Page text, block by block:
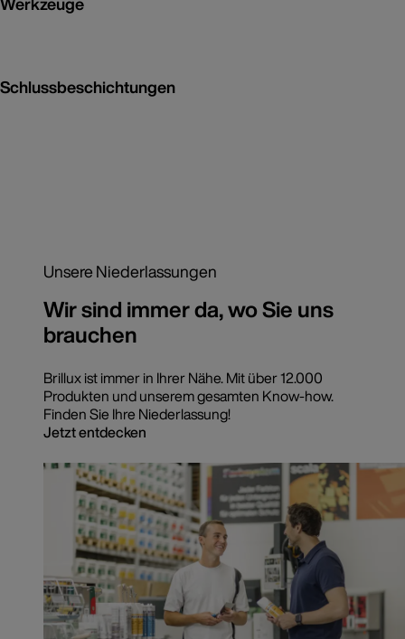
Schlussbeschichtungen
Unsere Niederlassungen
Wir sind immer da, wo Sie uns
brauchen
Brillux ist immer in Ihrer Nähe. Mit über 12.000
Produkten und unserem gesamten Know-how.
Finden Sie Ihre Niederlassung!
Jetzt entdecken